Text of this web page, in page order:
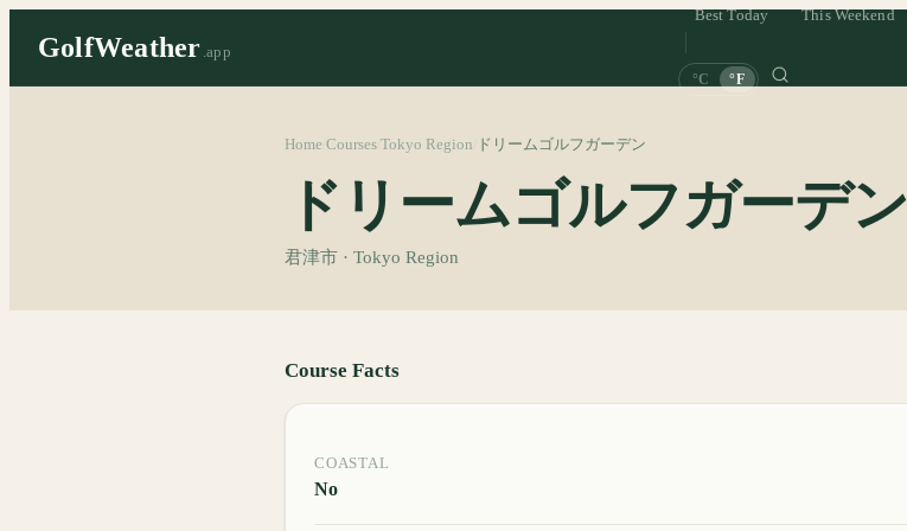
GolfWeather .app
Best Today This Weekend
°C °F
Home Courses Tokyo Region ドリームゴルフガーデン
ドリームゴルフガーデン
君津市 · Tokyo Region
Course Facts
COASTAL
No